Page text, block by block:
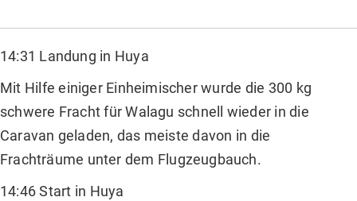
14:31 Landung in Huya
Mit Hilfe einiger Einheimischer wurde die 300 kg
schwere Fracht für Walagu schnell wieder in die
Caravan geladen, das meiste davon in die
Frachträume unter dem Flugzeugbauch.
14:46 Start in Huya